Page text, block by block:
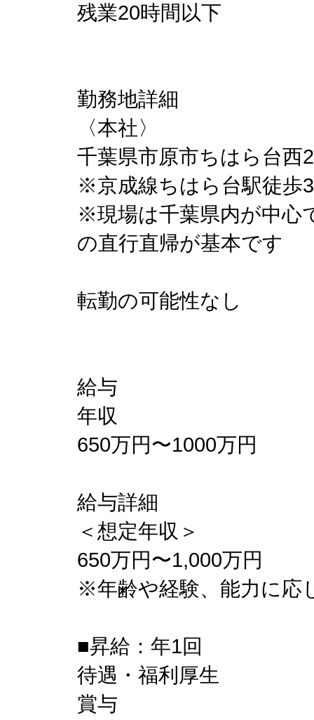
残業20時間以下
勤務地詳細
〈本社〉
千葉県市原市ちはら台西
※京成線ちはら台駅徒歩
※現場は千葉県内が中心
の直行直帰が基本です
転勤の可能性なし
給与
年収
650万円〜1000万円
給与詳細
＜想定年収＞
650万円〜1,000万円
※年齢や経験、能力に応
■昇給：年1回
待遇・福利厚生
賞与